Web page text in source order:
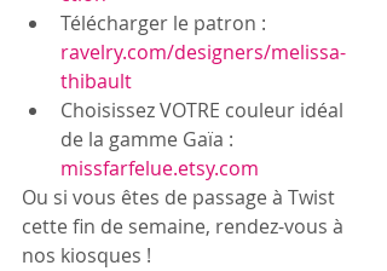
Télécharger le patron :
ravelry.com/designers/melissa-
thibault
Choisissez VOTRE couleur idéal
de la gamme Gaïa :
missfarfelue.etsy.com
Ou si vous êtes de passage à Twist
cette fin de semaine, rendez-vous à
nos kiosques !